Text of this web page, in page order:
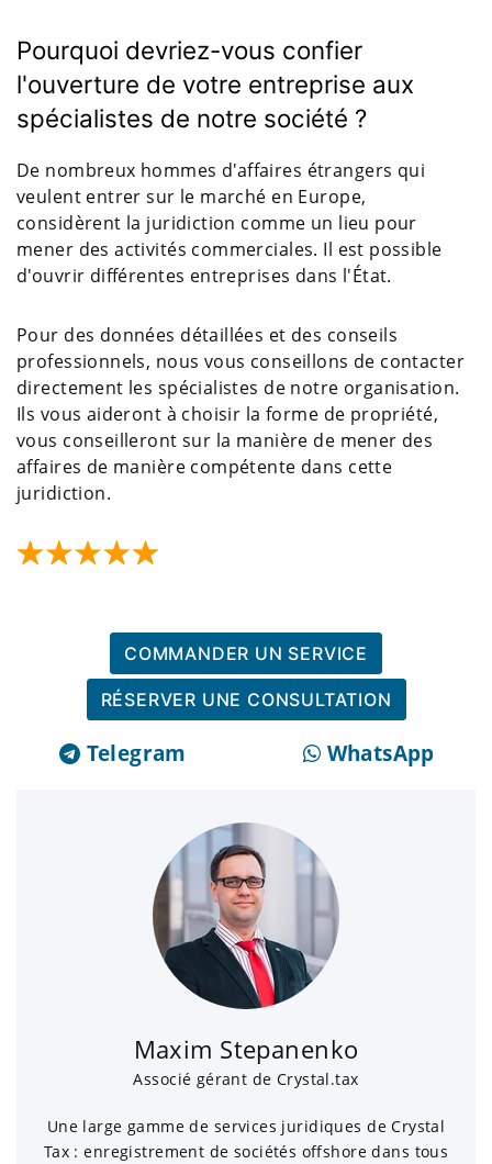
Pourquoi devriez-vous confier
l'ouverture de votre entreprise aux
spécialistes de notre société ?
De nombreux hommes d'affaires étrangers qui
veulent entrer sur le marché en Europe,
considèrent la juridiction comme un lieu pour
mener des activités commerciales. Il est possible
d'ouvrir différentes entreprises dans l'État.
Pour des données détaillées et des conseils
professionnels, nous vous conseillons de contacter
directement les spécialistes de notre organisation.
Ils vous aideront à choisir la forme de propriété,
vous conseilleront sur la manière de mener des
affaires de manière compétente dans cette
juridiction.
COMMANDER UN SERVICE
RÉSERVER UNE CONSULTATION
Telegram WhatsApp
Maxim Stepanenko
Associé gérant de Crystal.tax
Une large gamme de services juridiques de Crystal
Tax : enregistrement de sociétés offshore dans tous